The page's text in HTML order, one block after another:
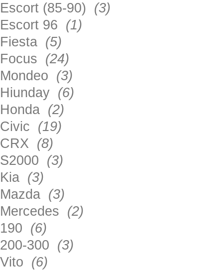
Escort (85-90) (3)
Escort 96 (1)
Fiesta (5)
Focus (24)
Mondeo (3)
Hiunday (6)
Honda (2)
Civic (19)
CRX (8)
S2000 (3)
Kia (3)
Mazda (3)
Mercedes (2)
190 (6)
200-300 (3)
Vito (6)